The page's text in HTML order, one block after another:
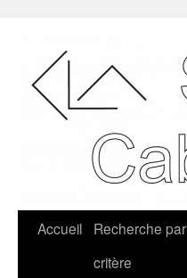
Accueil
Recherche par
critère